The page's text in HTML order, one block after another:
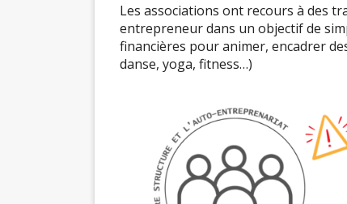
Les associations ont recours à des
entrepreneur dans un objectif de
financières pour animer, encadrer
danse, yoga, fitness…)